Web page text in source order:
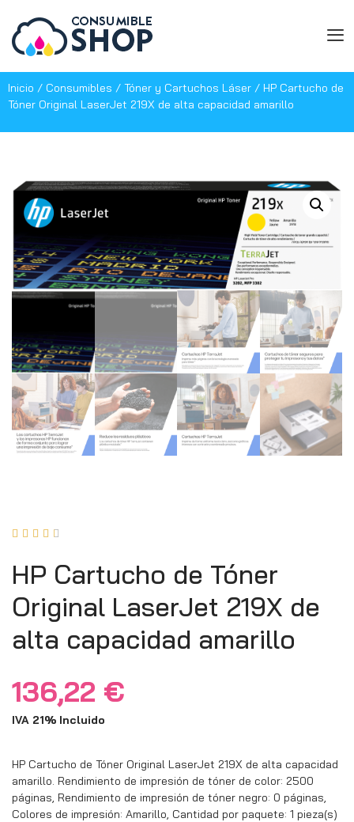
Inicio / Consumibles / Tóner y Cartuchos Láser / HP Cartucho de
Tóner Original LaserJet 219X de alta capacidad amarillo
    
HP Cartucho de Tóner
Original LaserJet 219X de
alta capacidad amarillo
136,22 €
IVA 21% Incluido
HP Cartucho de Tóner Original LaserJet 219X de alta capacidad
amarillo. Rendimiento de impresión de tóner de color: 2500
páginas, Rendimiento de impresión de tóner negro: 0 páginas,
Colores de impresión: Amarillo, Cantidad por paquete: 1 pieza(s)